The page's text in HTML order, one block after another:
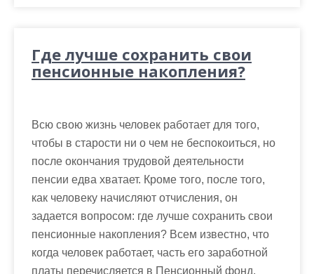
Где лучше сохранить свои
пенсионные накопления?
Всю свою жизнь человек работает для того,
чтобы в старости ни о чем не беспокоиться, но
после окончания трудовой деятельности
пенсии едва хватает. Кроме того, после того,
как человеку начисляют отчисления, он
задается вопросом: где лучше сохранить свои
пенсионные накопления? Всем известно, что
когда человек работает, часть его заработной
платы перечисляется в Пенсионный фонд.